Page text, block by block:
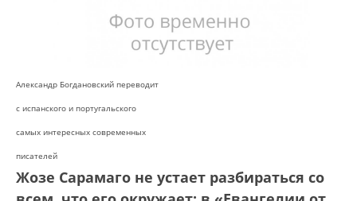
Александр Богдановский переводит
с испанского и португальского
самых интересных современных
писателей
Жозе Сарамаго не устает разбираться со